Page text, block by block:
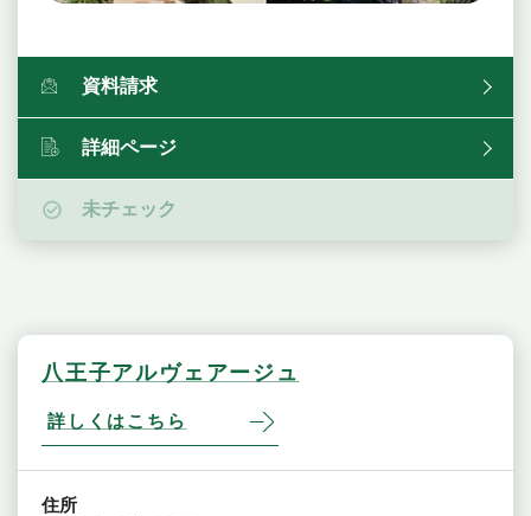
資料請求
詳細ページ
未チェック
八王子アルヴェアージュ
詳しくはこちら
住所